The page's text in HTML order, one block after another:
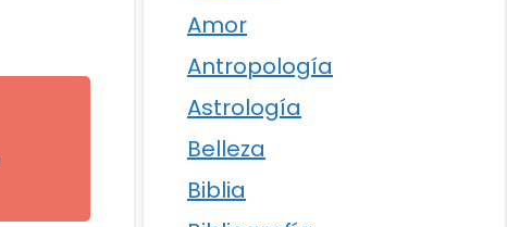
Amor
Antropología
Astrología
Belleza
Biblia